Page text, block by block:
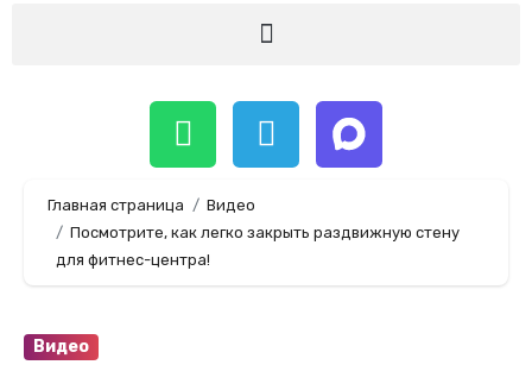
Главная страница
Видео
Посмотрите, как легко закрыть раздвижную стену
для фитнес-центра!
Видео